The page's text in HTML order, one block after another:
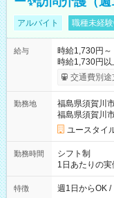
アルバイト 職種未経
給与
時給1,730円～
時給1,730円
考慮して決定します 【収入例】 週1回勤務
間×4回=5万5,360円 週3回勤務の場合：
月 ※ 雇用形態
用形態：本採
交通費別途
勤務地
福島県須賀川
福島県須賀川
ユースタイ
勤務時間
シフト制
1日あたりの
00 ※週1日～OK ／ 夜勤専従 ＊＊ 勤務時間例 ＊＊ ■22時か
ら翌7時 ■23時か
特徴 週1日からOK /